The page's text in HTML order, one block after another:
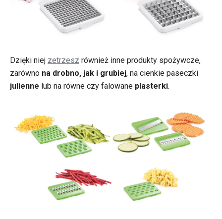
Dzięki niej zetrzesz również inne produkty spożywcze,
zarówno na drobno, jak i grubiej, na cienkie paseczki
julienne lub na równe czy falowane plasterki.